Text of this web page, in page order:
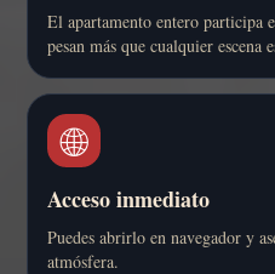
El apartamento entero participa
pesan más que cualquier escena
🌐
Acceso inmediato
Puedes abrirlo en navegador y
atmósfera.